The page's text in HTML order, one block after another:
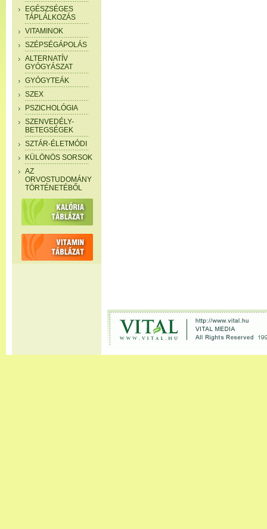
EGÉSZSÉGES
TÁPLÁLKOZÁS
VITAMINOK
SZÉPSÉGÁPOLÁS
ALTERNATÍV
GYÓGYÁSZAT
GYÓGYTEÁK
SZEX
PSZICHOLÓGIA
SZENVEDÉLY-
BETEGSÉGEK
SZTÁR-ÉLETMÓDI
KÜLÖNÖS SORSOK
AZ
ORVOSTUDOMÁNY
TÖRTÉNETÉBŐL